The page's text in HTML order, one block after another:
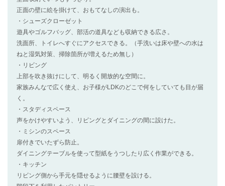
正面の壁に絵を掛けて、おもてなしの演出も。
・シューズクローゼット
遊具やゴルフバッグ、部活の道具なども収納できる広さ。
洗面所、トイレへすぐにアクセスできる。（手洗いは床や壁への水は
ねと湿気対策、掃除箇所が増えるため無し）
・リビング
上部を吹き抜けにして、明るく開放的な空間に。
家族みんなで広く使え、お子様がLDKのどこで何をしていても目が届
く。
・スタディスペース
声をかけやすいよう、リビングとダイニングの間に設けた。
・ミシンのスペース
扉付きでいたずら防止。
ダイニングテーブルを使って型紙をうつしたり広く作業ができる。
・キッチン
リビング側から手元を隠せるように腰壁を設ける。